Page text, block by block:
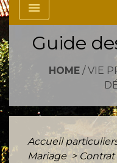
menu
Guide
HOME/ VIE
Accueil
Mariage >